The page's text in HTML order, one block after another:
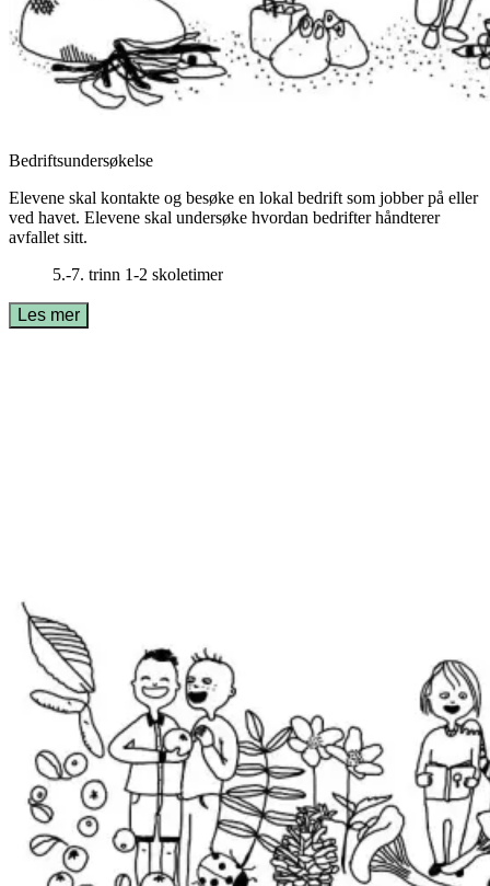
Bedriftsundersøkelse
Elevene skal kontakte og besøke en lokal bedrift som jobber på eller
ved havet. Elevene skal undersøke hvordan bedrifter håndterer
avfallet sitt.
5.-7. trinn 1-2 skoletimer
Les mer